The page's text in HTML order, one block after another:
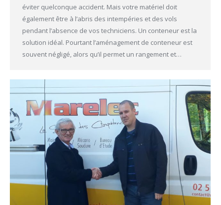
éviter quelconque accident. Mais votre matériel doit
également être à l’abris des intempéries et des vols
pendant l’absence de vos techniciens. Un conteneur est la
solution idéal. Pourtant l’aménagement de conteneur est
souvent négligé, alors qu’il permet un rangement et…